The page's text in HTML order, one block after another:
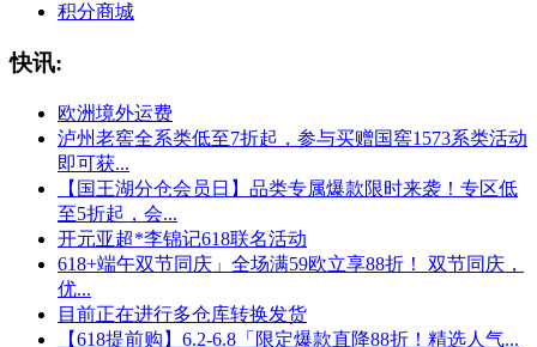
积分商城
快讯:
欧洲境外运费
泸州老窖全系类低至7折起，参与买赠国窖1573系类活动
即可获...
【国王湖分仓会员日】品类专属爆款限时来袭！专区低
至5折起，会...
开元亚超*李锦记618联名活动
618+端午双节同庆」全场满59欧立享88折！ 双节同庆，
优...
目前正在进行多仓库转换发货
【618提前购】6.2-6.8「限定爆款直降88折！精选人气...